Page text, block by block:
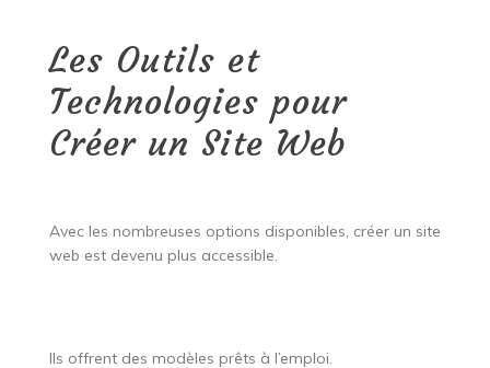
Les Outils et
Technologies pour
Créer un Site Web
Avec les nombreuses options disponibles, créer un site
web est devenu plus accessible.
Ils offrent des modèles prêts à l’emploi.